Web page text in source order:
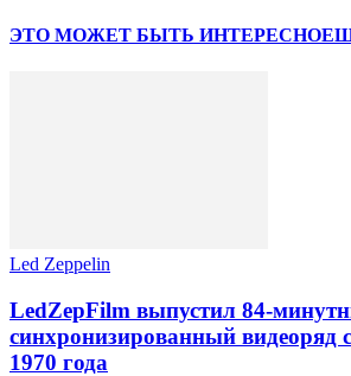
ЭТО МОЖЕТ БЫТЬ ИНТЕРЕСНО
Led Zeppelin
LedZepFilm выпустил 84-
синхронизированный видеоряд
1970 года